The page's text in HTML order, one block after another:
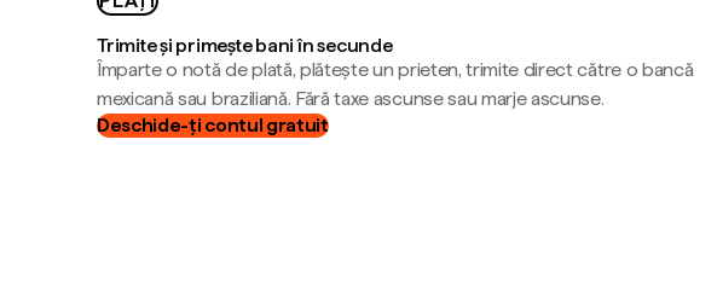
Trimite și primește bani în secunde
Împarte o notă de plată, plătește un prieten, trimite direct către o bancă
mexicană sau braziliană. Fără taxe ascunse sau marje ascunse.
Deschide-ți contul gratuit